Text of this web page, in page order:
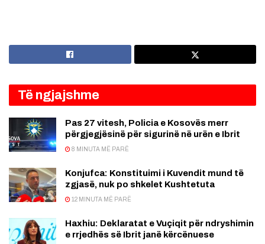
Të ngjajshme
Pas 27 vitesh, Policia e Kosovës merr
përgjegjësinë për sigurinë në urën e Ibrit
8 MINUTA MË PARË
Konjufca: Konstituimi i Kuvendit mund të
zgjasë, nuk po shkelet Kushtetuta
12 MINUTA MË PARË
Haxhiu: Deklaratat e Vuçiqit për ndryshimin
e rrjedhës së Ibrit janë kërcënuese